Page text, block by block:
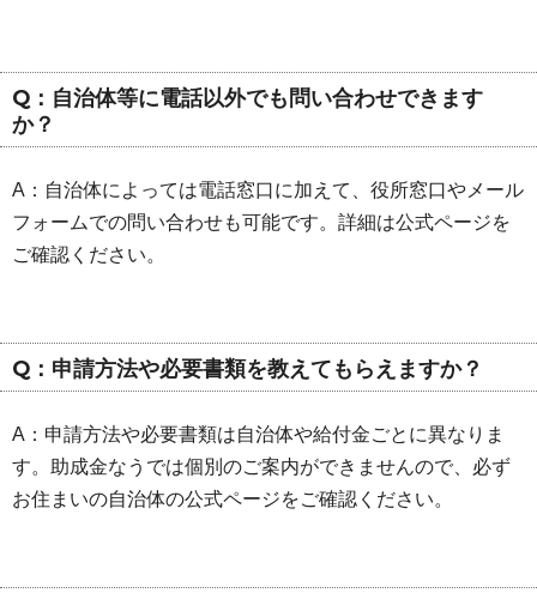
Q：自治体等に電話以外でも問い合わせできます
か？
A：自治体によっては電話窓口に加えて、役所窓口やメール
フォームでの問い合わせも可能です。詳細は公式ページを
ご確認ください。
Q：申請方法や必要書類を教えてもらえますか？
A：申請方法や必要書類は自治体や給付金ごとに異なりま
す。助成金なうでは個別のご案内ができませんので、必ず
お住まいの自治体の公式ページをご確認ください。